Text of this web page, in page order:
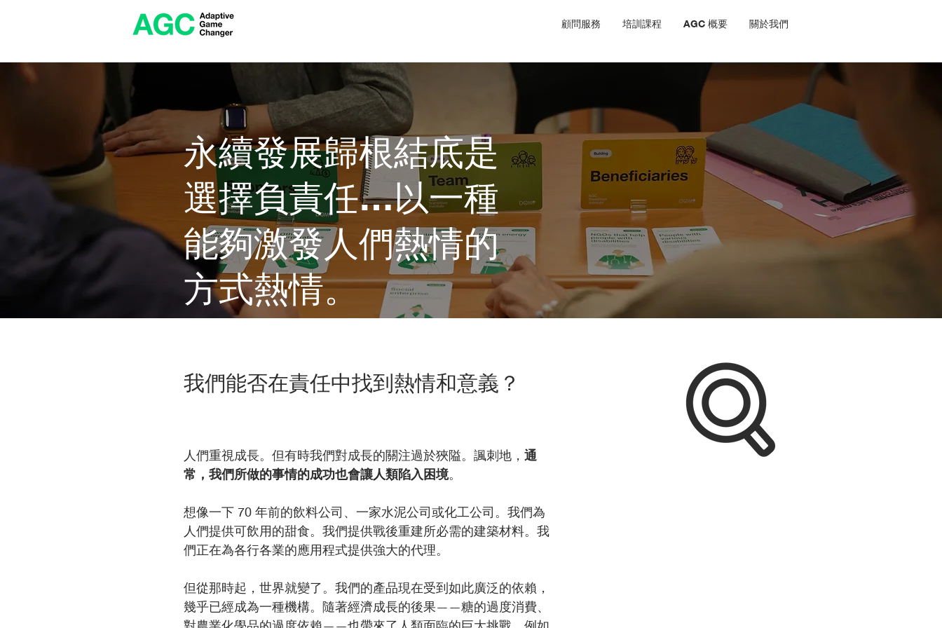
顧問服務 培訓課程 AGC 概要 關於我們
永續發展歸根結底是
選擇負責任…以一種
能夠激發人們熱情的
方式熱情。
我們能否在責任中找到熱情和意義？
人們重視成長。但有時我們對成長的關注過於狹隘。諷刺地， 通
常，我們所做的事情的成功也會讓人類陷入困境。
想像一下 70 年前的飲料公司、一家水泥公司或化工公司。我們為
人們提供可飲用的甜食。我們提供戰後重建所必需的建築材料。我
們正在為各行各業的應用程式提供強大的代理。
但從那時起，世界就變了。我們的產品現在受到如此廣泛的依賴，
幾乎已經成為一種機構。隨著經濟成長的後果——糖的過度消費、